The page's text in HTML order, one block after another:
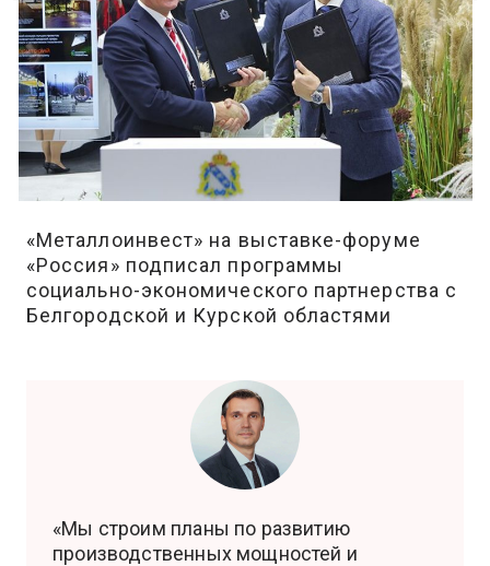
«Металлоинвест» на выставке-форуме
«Россия» подписал программы
социально-экономического партнерства с
Белгородской и Курской областями
«Мы строим планы по развитию
производственных мощностей и